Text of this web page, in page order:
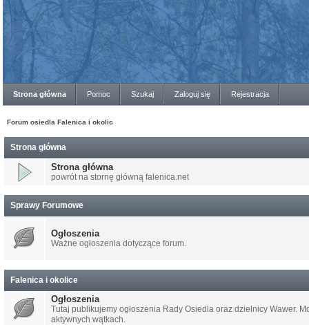
Strona główna Pomoc Szukaj Zaloguj się Rejestracja
Forum osiedla Falenica i okolic
Strona główna
Strona główna
powrót na stornę główną falenica.net
Sprawy Forumowe
Ogłoszenia
Ważne ogłoszenia dotyczące forum.
Falenica i okolice
Ogłoszenia
Tutaj publikujemy ogłoszenia Rady Osiedla oraz dzielnicy Wawer.
aktywnych wątkach.